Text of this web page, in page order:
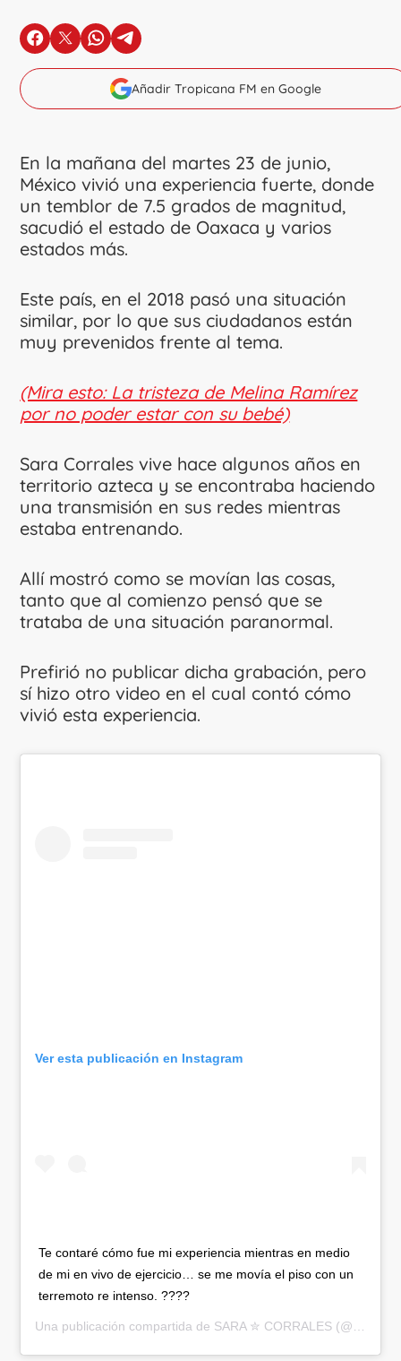
en Facebook
en Xen Whatsapp
en Telegram
Añadir Tropicana FM en Google
En la mañana del martes 23 de junio,
México vivió una experiencia fuerte, donde
un temblor de 7.5 grados de magnitud,
sacudió el estado de Oaxaca y varios
estados más.
Este país, en el 2018 pasó una situación
similar, por lo que sus ciudadanos están
muy prevenidos frente al tema.
(Mira esto: La tristeza de Melina Ramírez
por no poder estar con su bebé)
Sara Corrales vive hace algunos años en
territorio azteca y se encontraba haciendo
una transmisión en sus redes mientras
estaba entrenando.
Allí mostró como se movían las cosas,
tanto que al comienzo pensó que se
trataba de una situación paranormal.
Prefirió no publicar dicha grabación, pero
sí hizo otro video en el cual contó cómo
vivió esta experiencia.
Ver esta publicación en Instagram
Te contaré cómo fue mi experiencia mientras en medio
de mi en vivo de ejercicio… se me movía el piso con un
terremoto re intenso. ????
Una publicación compartida de SARA ✮ CORRALES (@saracorrales) el